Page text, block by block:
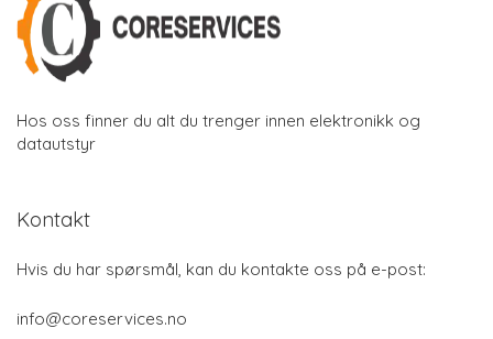
Hos oss finner du alt du trenger innen elektronikk og
datautstyr
Kontakt
Hvis du har spørsmål, kan du kontakte oss på e-post:
info@coreservices.no